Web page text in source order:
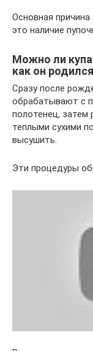
Основная
это наличие
Можно ли
как он
Сразу после
обрабатывают с
полотенец,
теплыми сухими
высушить.
Эти процедуры